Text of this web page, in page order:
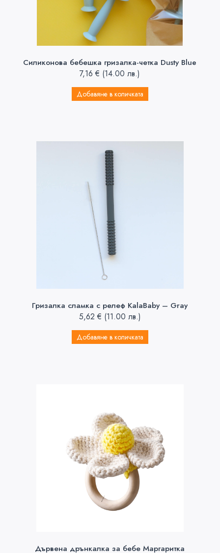
Силиконова бебешка гризалка-четка Dusty Blue
7,16€ (14.00 лв.)
Добавяне в количката
Гризалка сламка с релеф KalaBaby – Gray
5,62€ (11.00 лв.)
Добавяне в количката
Дървена дрънкалка за бебе Маргаритка